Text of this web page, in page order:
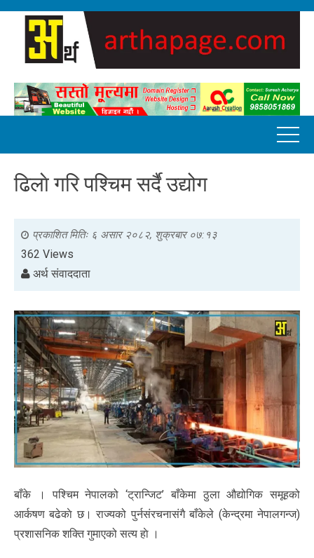
ढिलाे गरि पश्चिम सर्दै उद्योग
प्रकाशित मितिः ६ असार २०८२, शुक्रबार ०७:१३
362 Views
अर्थ संवाददाता
बाँके । पश्चिम नेपालको ‘ट्रान्जिट’ बाँकेमा ठुला औद्योगिक समूहको
आर्कषण बढेकाे छ। राज्यको पुर्नसंरचनासंगै बाँकेले (केन्द्रमा नेपालगन्ज)
प्रशासनिक शक्ति गुमाएको सत्य हाे ।